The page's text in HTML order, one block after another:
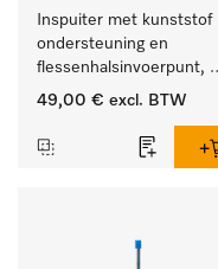
Inspuiter met kunststof
ondersteuning en
flessenhalsinvoerpunt,
ster, Ø 6, lengte 115 mm.
49,00 € excl. BTW